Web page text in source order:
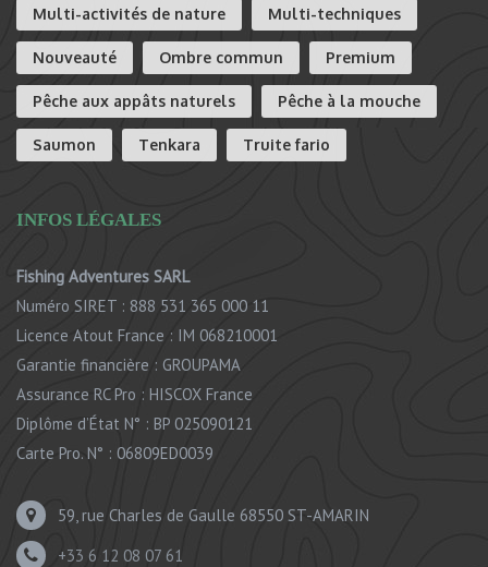
Multi-activités de nature Multi-techniques
Nouveauté Ombre commun Premium
Pêche aux appâts naturels Pêche à la mouche
Saumon Tenkara Truite fario
INFOS LÉGALES
Fishing Adventures SARL
Numéro SIRET : 888 531 365 000 11
Licence Atout France : IM 068210001
Garantie financière : GROUPAMA
Assurance RC Pro : HISCOX France
Diplôme d’État N° : BP 025090121
Carte Pro. N° : 06809ED0039
59, rue Charles de Gaulle 68550 ST-AMARIN
+33 6 12 08 07 61